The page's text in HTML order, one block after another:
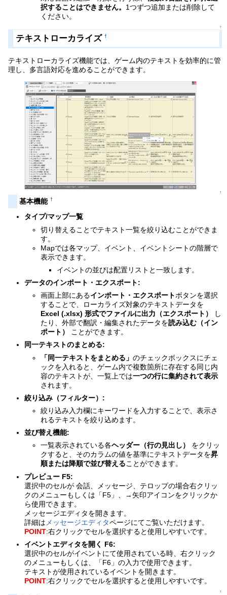
択することはできません。 1つずつ追加または削除して
ください。
↑
テキストローカライズ †
テキストローカライズ機能では、ゲーム内のテキストを効率的に管
理し、多言語対応を進めることができます。
↑
基本機能 †
タイプ/マップ一覧
切り替えることでテキスト一覧を絞り込むことができま
す。
Mapでは各マップ、イベント、イベントシートの階層で
表示できます。
イベントの並びは配置リストと一致します。
データのインポート・エクスポート:
画面上部にあるインポート・エクスポートボタンを選択
することで、ローカライズ対象のテキストデータを
Excel (.xlsx) 形式でファイルに出力（エクスポート）
し
たり、外部で翻訳・編集されたデータを読み込む（イン
ポート） ことができます。
同一テキストのまとめる:
「同一テキストをまとめる」のチェックボックスにチェ
ックを入れると、ゲーム内で複数箇所に存在する同じ内
容のテキストが、一覧上では一つの行に集約されて表示
されます。
絞り込み（フィルター）:
絞り込み入力欄にキーワードを入力することで、表示さ
れるテキストを絞り込めます。
並び替え機能:
一覧表示されている各ヘッダー（行の見出し）
をクリッ
クすると、そのカラムの値を基準にテキストデータを昇
順または降順で並び替えることができます。
プレビュー F5:
選択中のセルが 会話、メッセージ、テロップの場合右クリッ
クのメニューもしくは「F5」、→矢印アイコンをクリックか
ら使用できます。
メッセージエディタを開きます。
詳細は メッセージエディタページにてご覧いただけます。
POINT:右クリックでセルを選択すると使用しやすいです。
イベントエディタを開く F6:
選択中のセルがイベントにて使用されている時、右クリック
のメニューもしくは、「F6」の入力で使用できます。
テキストが使用されているイベントを開きます。
POINT:右クリックでセルを選択すると使用しやすいです。
↑